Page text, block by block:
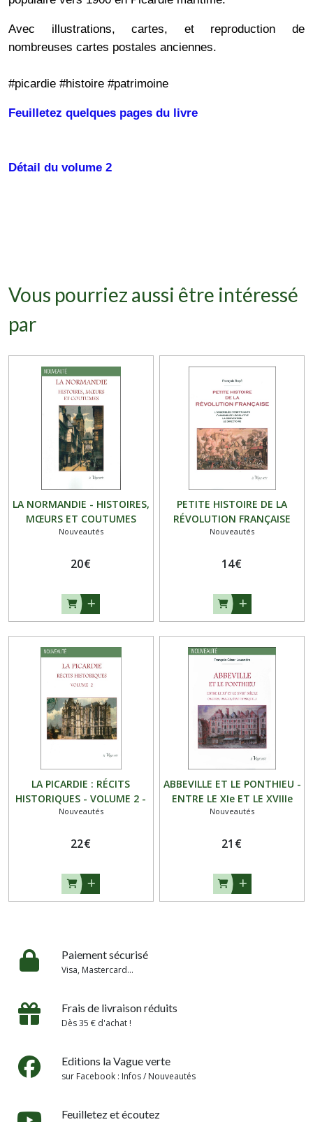
Avec illustrations, cartes, et reproduction de
nombreuses cartes postales anciennes.
#picardie #histoire #patrimoine
Feuilletez quelques pages du livre
Détail du volume 2
Vous pourriez aussi être intéressé
par
LA NORMANDIE - HISTOIRES,
MŒURS ET COUTUMES
Nouveautés
20€
PETITE HISTOIRE DE LA
RÉVOLUTION FRANÇAISE
Nouveautés
14€
LA PICARDIE : RÉCITS
HISTORIQUES - VOLUME 2 -
Nouveautés
22€
ABBEVILLE ET LE PONTHIEU -
ENTRE LE XIe ET LE XVIIIe
SIECLE (Mœurs, Usages,
Nouveautés
21 €
Paiement sécurisé
Visa, Mastercard...
Frais de livraison réduits
Dès 35 € d'achat !
Editions la Vague verte
sur Facebook : Infos / Nouveautés
Feuilletez et écoutez